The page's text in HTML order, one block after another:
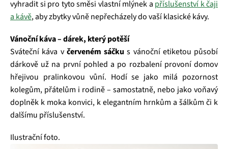
vyhradit si pro tyto směsi vlastní mlýnek a příslušenství k čaji
a kávě, aby zbytky vůně nepřecházely do vaší klasické kávy.
Vánoční káva – dárek, který potěší
Sváteční káva včerveném sáčku s vánoční etiketou působí
dárkově už na první pohled a po rozbalení provoní domov
hřejivou pralinkovou vůní. Hodí se jako milá pozornost
kolegům, přátelům i rodině – samostatně, nebo jako voňavý
doplněk k moka konvici, k elegantním hrnkům a šálkům či k
dalšímu příslušenství.
Ilustrační foto.